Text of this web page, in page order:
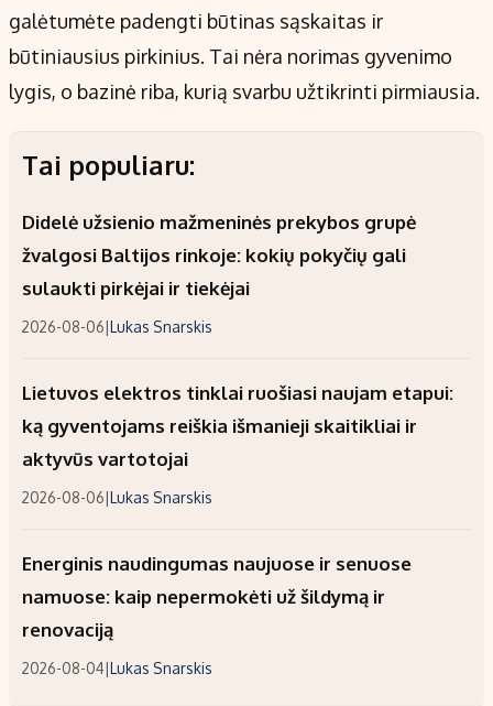
galėtumėte padengti būtinas sąskaitas ir
būtiniausius pirkinius. Tai nėra norimas gyvenimo
lygis, o bazinė riba, kurią svarbu užtikrinti pirmiausia.
Tai populiaru:
Didelė užsienio mažmeninės prekybos grupė
žvalgosi Baltijos rinkoje: kokių pokyčių gali
sulaukti pirkėjai ir tiekėjai
2026-08-06|Lukas Snarskis
Lietuvos elektros tinklai ruošiasi naujam etapui:
ką gyventojams reiškia išmanieji skaitikliai ir
aktyvūs vartotojai
2026-08-06|Lukas Snarskis
Energinis naudingumas naujuose ir senuose
namuose: kaip nepermokėti už šildymą ir
renovaciją
2026-08-04|Lukas Snarskis